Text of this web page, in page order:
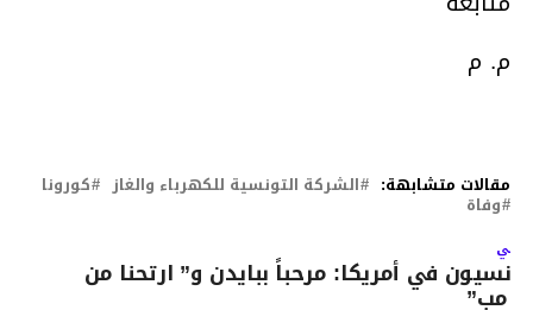
م. م
مقالات متشابهة: الشركة التونسية للكهرباء والغاز كورونا
وفاة
في أمريكا: مرحباً ببايدن و” ارتحنا من